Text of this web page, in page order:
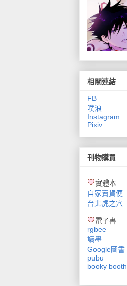
相關連結
FB
噗浪
Instagram
Pixiv
刊物購買
實體本
自家賣貨便
台北虎之穴
電子書
rgbee
讀墨
Google圖書
pubu
booky booth